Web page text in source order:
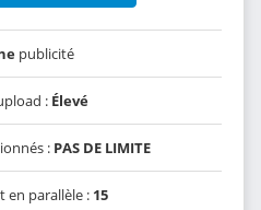
publicité
: Élevé
: PAS DE LIMITE
en parallèle : 15